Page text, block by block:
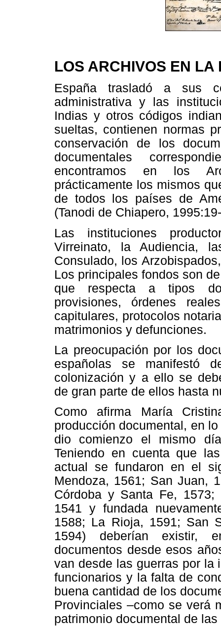
LOS ARCHIVOS EN
España trasladó a sus
administrativa y las
Indias y otros códigos
sueltas, contienen normas
conservación de los
documentales
encontramos en los
prácticamente los mismos
de todos los países de
(Tanodi de Chiapero,
Las instituciones
Virreinato, la Audiencia,
Consulado, los
Los principales fondos son
que respecta a tipos
provisiones, órdenes
capitulares, protocolos
matrimonios y defunciones.
La preocupación por los
españolas se manifestó
colonización y a ello se
de gran parte de ellos hasta
Como afirma María
producción documental, en
dio comienzo el mismo
Teniendo en cuenta que
actual se fundaron en el
Mendoza, 1561; San Juan,
Córdoba y Santa Fe, 1573;
1541 y fundada
1588; La Rioja, 1591; San
1594) deberían existir,
documentos desde esos
van desde las guerras por la
funcionarios y la falta de
buena cantidad de los
Provinciales –como se verá
patrimonio documental de